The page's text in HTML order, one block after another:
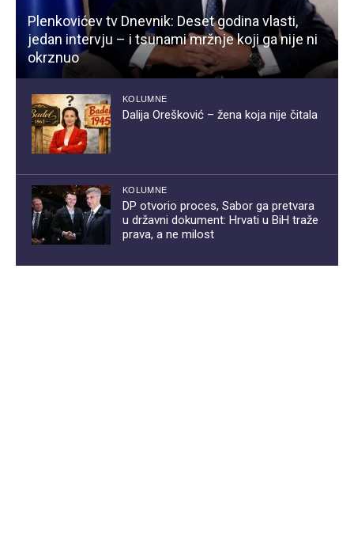
Plenkovićev tv Dnevnik: Deset godina vlasti,
jedan intervju – i tsunami mržnje koji ga nije ni
okrznuo
KOLUMNE
Dalija Orešković – žena koja nije čitala
KOLUMNE
DP otvorio proces, Sabor ga pretvara
u državni dokument: Hrvati u BiH traže
prava, a ne milost